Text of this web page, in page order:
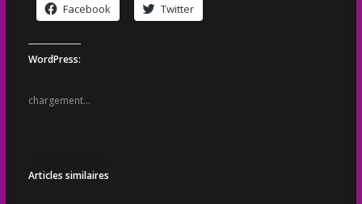
Facebook Twitter
WordPress:
chargement…
Articles similaires